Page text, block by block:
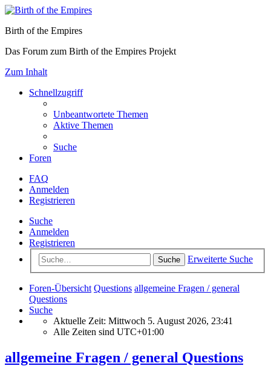
Birth of the Empires
Das Forum zum Birth of the Empires Projekt
Zum Inhalt
Schnellzugriff
Unbeantwortete Themen
Aktive Themen
Suche
Foren
FAQ
Anmelden
Registrieren
Suche
Anmelden
Registrieren
Suche Erweiterte Suche
Foren-Übersicht Questions allgemeine Fragen / general
Questions
Suche
Aktuelle Zeit: Mittwoch 5. August 2026, 23:41
Alle Zeiten sind UTC+01:00
allgemeine Fragen / general Questions